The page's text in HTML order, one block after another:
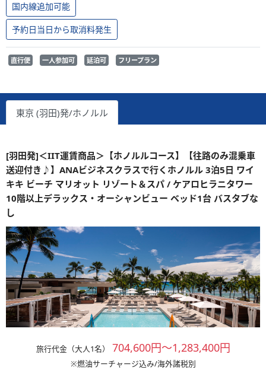
国内線追加可能
予約日当日から取消料発生
直行便 一人参加可 延泊可 フリープラン
東京 (羽田)発/ホノルル
[羽田発]＜IIT運賃商品＞【ホノルルコース】【往路のみ混乗車
送迎付き♪】ANAビジネスクラスで行くホノルル 3泊5日 ワイ
キキ ビーチ マリオット リゾート＆スパ / ケアロヒラニタワー
10階以上デラックス・オーシャンビュー ベッド1台 バスタブな
し
旅行代金（大人1名） 704,600円～1,283,400円
※燃油サーチャージ込み/海外諸税別